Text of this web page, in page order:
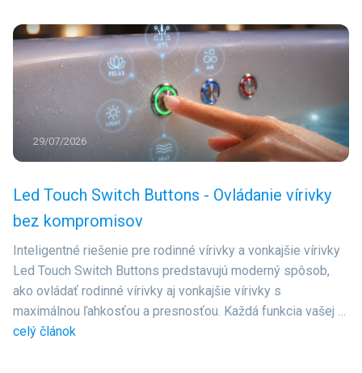
29/07/2026
Led Touch Switch Buttons - Ovládanie vírivky
bez kompromisov
Inteligentné riešenie pre rodinné vírivky a vonkajšie vírivky
Led Touch Switch Buttons predstavujú moderný spôsob,
ako ovládať rodinné vírivky aj vonkajšie vírivky s
maximálnou ľahkosťou a presnosťou. Každá funkcia vašej …
celý článok